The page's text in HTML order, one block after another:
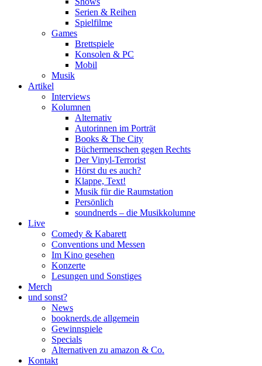
Serien & Reihen
Spielfilme
Games
Brettspiele
Konsolen & PC
Mobil
Musik
Artikel
Interviews
Kolumnen
Alternativ
Autorinnen im Porträt
Books & The City
Büchermenschen gegen Rechts
Der Vinyl-Terrorist
Hörst du es auch?
Klappe, Text!
Musik für die Raumstation
Persönlich
soundnerds – die Musikkolumne
Live
Comedy & Kabarett
Conventions und Messen
Im Kino gesehen
Konzerte
Lesungen und Sonstiges
Merch
und sonst?
News
booknerds.de allgemein
Gewinnspiele
Specials
Alternativen zu amazon & Co.
Kontakt